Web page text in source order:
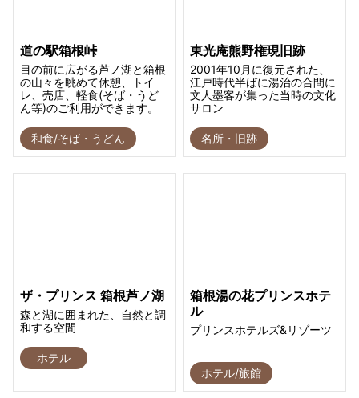
道の駅箱根峠
目の前に広がる芦ノ湖と箱根
の山々を眺めて休憩、トイ
レ、売店、軽食(そば・うど
ん等)のご利用ができます。
和食/そば・うどん
東光庵熊野権現旧跡
2001年10月に復元された、
江戸時代半ばに湯治の合間に
文人墨客が集った当時の文化
サロン
名所・旧跡
ザ・プリンス 箱根芦ノ湖
森と湖に囲まれた、自然と調
和する空間
ホテル
箱根湯の花プリンスホテ
ル
プリンスホテルズ&リゾーツ
ホテル/旅館